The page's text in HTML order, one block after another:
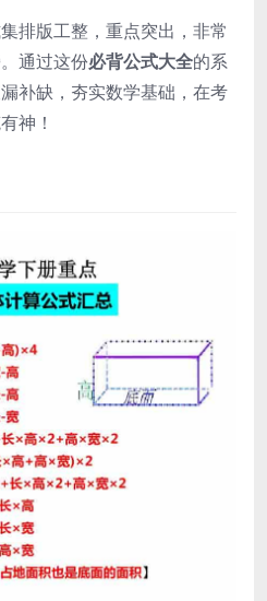
排版工整，重点突出，非常
通过这份必背公式大全的系
补缺，夯实数学基础，在考
神！